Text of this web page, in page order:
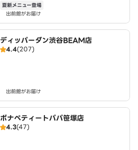
夏新メニュー登場
出前館がお届け
ディッパーダン渋谷BEAM店
4.4(207)
出前館がお届け
ボナペティートパパ笹塚店
4.3(47)